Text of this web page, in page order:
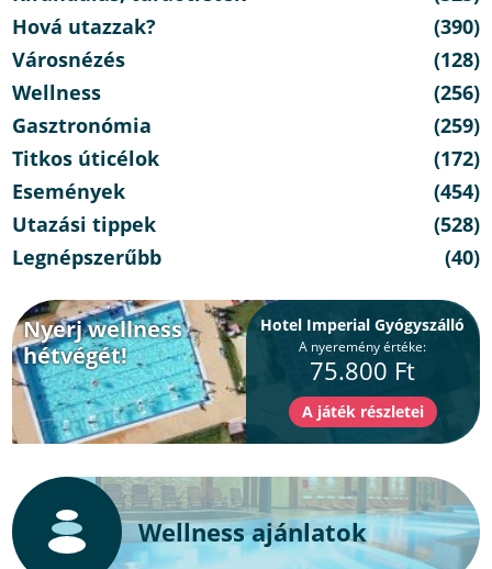
Hová utazzak?
(390)
Városnézés
(128)
Wellness
(256)
Gasztronómia
(259)
Titkos úticélok
(172)
Események
(454)
Utazási tippek
(528)
Legnépszerűbb
(40)
Nyerj wellness
hétvégét!
Hotel Imperial Gyógyszálló
A nyeremény értéke:
75.800 Ft
Wellness ajánlatok